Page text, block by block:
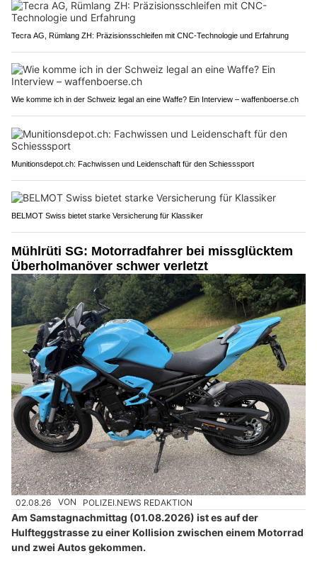
Tecra AG, Rümlang ZH: Präzisionsschleifen mit CNC-Technologie und Erfahrung
Wie komme ich in der Schweiz legal an eine Waffe? Ein Interview – waffenboerse.ch
Munitionsdepot.ch: Fachwissen und Leidenschaft für den Schiesssport
BELMOT Swiss bietet starke Versicherung für Klassiker
Mühlrüti SG: Motorradfahrer bei missglücktem
Überholmanöver schwer verletzt
02.08.26 VON POLIZEI.NEWS REDAKTION
Am Samstagnachmittag (01.08.2026) ist es auf der
Hulfteggstrasse zu einer Kollision zwischen einem Motorrad
und zwei Autos gekommen.